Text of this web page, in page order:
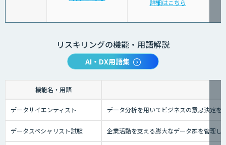
詳細はこちら
リスキリングの機能・用語解説
AI・DX用語集
機能名・用語
データサイエンティスト データ分析を用いてビジネスの意思決定
データスペシャリスト試験 企業活動を支える膨大なデータ群を管理し